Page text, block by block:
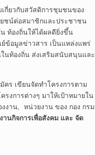
กี่ยวกับสวัสดิการชุมชนของ
ยชน์ต่อสมาชิกและประชาชน
ท้องถิ่นให้ได้ผลดียิ่งขึ้น
ข้อมูลข่าวสาร เป็นแหล่งแพร่
นท้องถิ่น ส่งเสริมสนับสนุนและ
ร เขียนจัดทำโครงการตาม
รงการต่างๆ มาให้เป้าหมายใน
งาน, หน่วยงาน ของ กอง กรม
านกิจการเพื่อสังคม และ จัด